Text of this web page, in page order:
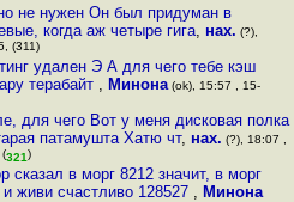
не нужен Он был придуман в
когда аж четыре гига, нах. (?),
(311)
удален Э А для чего тебе кэш
терабайт , Минона (ok), 15:57 , 15-
для чего Вот у меня дисковая полка
патамушта Хатю чт, нах. (?), 18:07 ,
321)
сказал в морг 8212 значит, в морг
живи счастливо 128527 , Минона